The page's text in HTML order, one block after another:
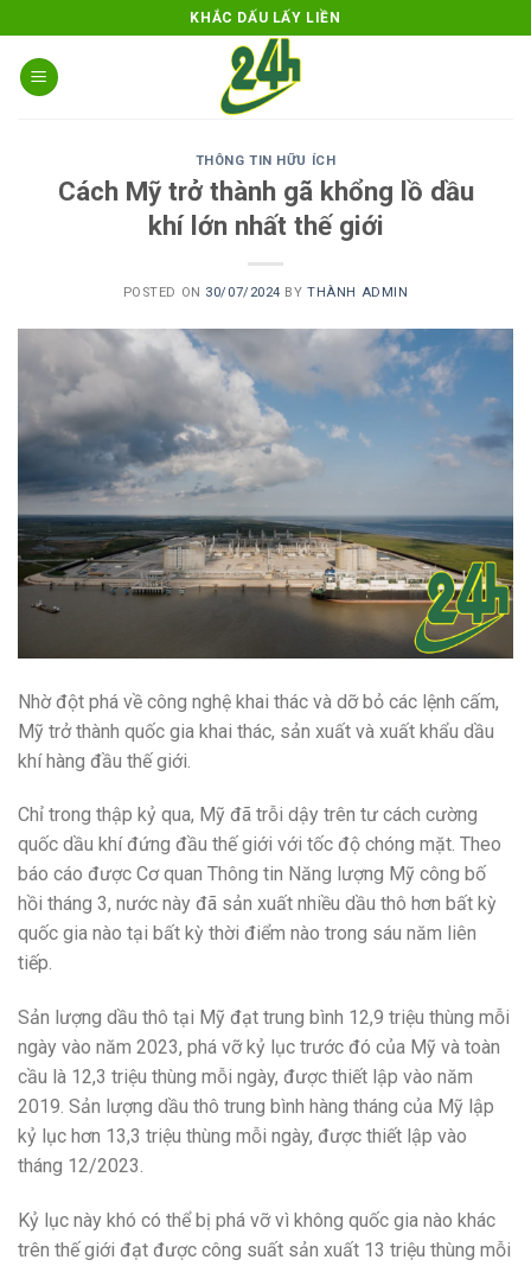
to
content
KHẮC DẤU LẤY LIỀN
THÔNG TIN HỮU ÍCH
Cách Mỹ trở thành gã khổng lồ dầu
khí lớn nhất thế giới
POSTED ON 30/07/2024 BYTHÀNH ADMIN
Nhờ đột phá về công nghệ khai thác và dỡ bỏ các lệnh cấm,
Mỹ trở thành quốc gia khai thác, sản xuất và xuất khẩu dầu
khí hàng đầu thế giới.
Chỉ trong thập kỷ qua, Mỹ đã trỗi dậy trên tư cách cường
quốc dầu khí đứng đầu thế giới với tốc độ chóng mặt. Theo
báo cáo được Cơ quan Thông tin Năng lượng Mỹ công bố
hồi tháng 3, nước này đã sản xuất nhiều dầu thô hơn bất kỳ
quốc gia nào tại bất kỳ thời điểm nào trong sáu năm liên
tiếp.
Sản lượng dầu thô tại Mỹ đạt trung bình 12,9 triệu thùng mỗi
ngày vào năm 2023, phá vỡ kỷ lục trước đó của Mỹ và toàn
cầu là 12,3 triệu thùng mỗi ngày, được thiết lập vào năm
2019. Sản lượng dầu thô trung bình hàng tháng của Mỹ lập
kỷ lục hơn 13,3 triệu thùng mỗi ngày, được thiết lập vào
tháng 12/2023.
Kỷ lục này khó có thể bị phá vỡ vì không quốc gia nào khác
trên thế giới đạt được công suất sản xuất 13 triệu thùng mỗi